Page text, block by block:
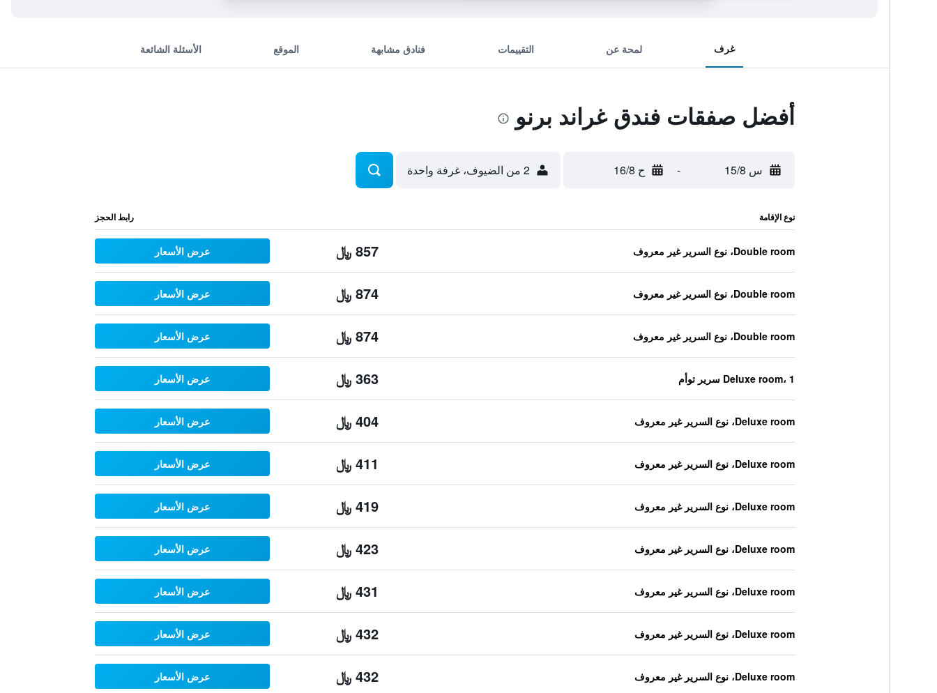
غرف لمحة عن التقييمات فنادق مشابهة الموقع الأسئلة الشائعة
أفضل صفقات فندق غراند برنو
س 15/8 - ح 16/8 2 من الضيوف، غرفة واحدة
نوع الإقامة رابط الحجز
Double room، نوع السرير غير معروف 857 ﷼ عرض الأسعار
Double room، نوع السرير غير معروف 874 ﷼ عرض الأسعار
Double room، نوع السرير غير معروف 874 ﷼ عرض الأسعار
Deluxe room، 1 سرير توأم 363 ﷼ عرض الأسعار
Deluxe room، نوع السرير غير معروف 404 ﷼ عرض الأسعار
Deluxe room، نوع السرير غير معروف 411 ﷼ عرض الأسعار
Deluxe room، نوع السرير غير معروف 419 ﷼ عرض الأسعار
Deluxe room، نوع السرير غير معروف 423 ﷼ عرض الأسعار
Deluxe room، نوع السرير غير معروف 431 ﷼ عرض الأسعار
Deluxe room، نوع السرير غير معروف 432 ﷼ عرض الأسعار
Deluxe room، نوع السرير غير معروف 432 ﷼ عرض الأسعار